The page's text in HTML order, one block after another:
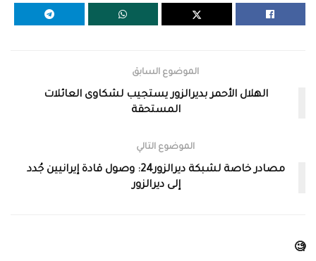
الموضوع السابق
الهلال الأحمر بديرالزور يستجيب لشكاوى العائلات
المستحقة
الموضوع التالي
مصادر خاصة لشبكة ديرالزور24: وصول قادة إيرانيين جُدد
إلى ديرالزور
🧐